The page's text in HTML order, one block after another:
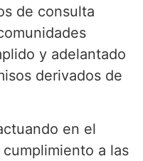
de consulta
y adelantado
derivados de
en el
a las